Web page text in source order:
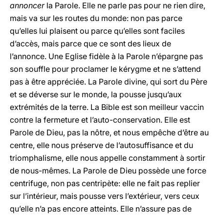
annoncerla Parole. Elle ne parle pas pour ne rien dire,
mais va sur les routes du monde: non pas parce
qu’elles lui plaisent ou parce qu’elles sont faciles
d’accès, mais parce que ce sont des lieux de
l’annonce. Une Eglise fidèle à la Parole n’épargne pas
son souffle pour proclamer le kérygme et ne s’attend
pas à être appréciée. La Parole divine, qui sort du Père
et se déverse sur le monde, la pousse jusqu’aux
extrémités de la terre. La Bible est son meilleur vaccin
contre la fermeture et l’auto-conservation. Elle est
Parole de Dieu, pas la nôtre, et nous empêche d’être au
centre, elle nous préserve de l’autosuffisance et du
triomphalisme, elle nous appelle constamment à sortir
de nous-mêmes. La Parole de Dieu possède une force
centrifuge, non pas centripète: elle ne fait pas replier
sur l’intérieur, mais pousse vers l’extérieur, vers ceux
qu’elle n’a pas encore atteints. Elle n’assure pas de